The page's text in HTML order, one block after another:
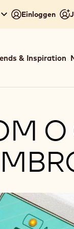
Einloggen
& Inspiration
O